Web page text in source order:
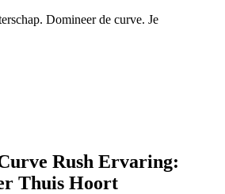
Domineer de curve. Je
Rush Ervaring:
Thuis Hoort